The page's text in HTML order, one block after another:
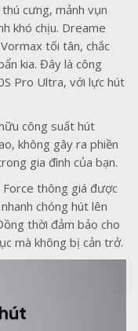
cưng, mảnh vụn
khó chịu. Dreame
tối tân, chắc
kia. Đây là công
Pro Ultra, với lực hút
công suất hút
không gây ra phiền
gia đình của bạn.
thông giá được
chóng hút lên
thời đảm bảo cho
mà không bị cản trở.